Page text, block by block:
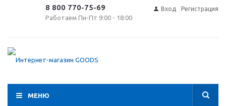
8 800 770-75-69
Работаем Пн-Пт 9:00 - 18:00
Вход Регистрация
МЕНЮ